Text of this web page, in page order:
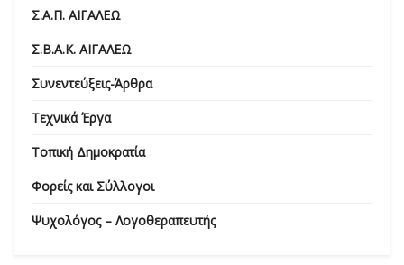
Σ.Α.Π. ΑΙΓΑΛΕΩ
Σ.Β.Α.Κ. ΑΙΓΑΛΕΩ
Συνεντεύξεις-Άρθρα
Τεχνικά Έργα
Τοπική Δημοκρατία
Φορείς και Σύλλογοι
Ψυχολόγος – Λογοθεραπευτής